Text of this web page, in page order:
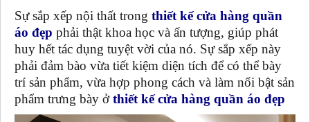
Sự sắp xếp nội thất trong thiết kế cửa hàng quần
áo đẹp phải thật khoa học và ấn tượng, giúp phát
huy hết tác dụng tuyệt vời của nó. Sự sắp xếp này
phải đảm bào vừa tiết kiệm diện tích để có thể bày
trí sản phẩm, vừa hợp phong cách và làm nổi bật sản
phẩm trưng bày ởthiết kế cửa hàng quần áo đẹp